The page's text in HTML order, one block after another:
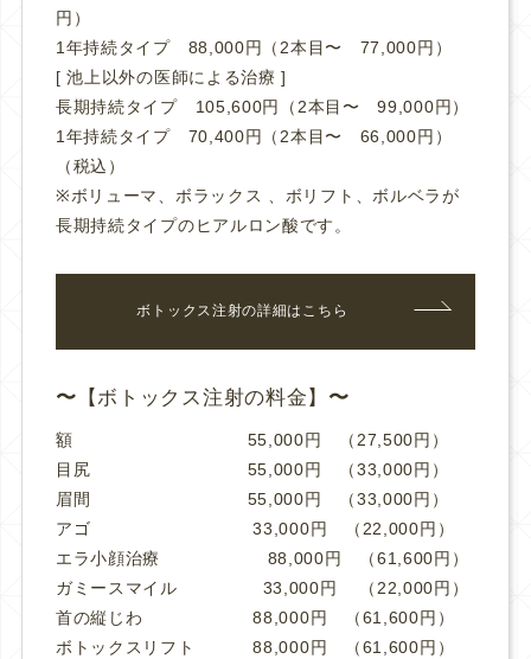
円）
1年持続タイプ 88,000円（2本目〜 77,000円）
[ 池上以外の医師による治療 ]
長期持続タイプ 105,600円（2本目〜 99,000円）
1年持続タイプ 70,400円（2本目〜 66,000円）
（税込）
※ボリューマ、ボラックス 、ボリフト、ボルベラが
長期持続タイプのヒアルロン酸です。
ボトックス注射の詳細はこちら
【ボトックス注射の料金】
額 55,000円 （27,500円）
目尻 55,000円 （33,000円）
眉間 55,000円 （33,000円）
アゴ 33,000円 （22,000円）
エラ小顔治療 88,000円 （61,600円）
ガミースマイル 33,000円 （22,000円）
首の縦じわ 88,000円 （61,600円）
ボトックスリフト 88,000円 （61,600円）